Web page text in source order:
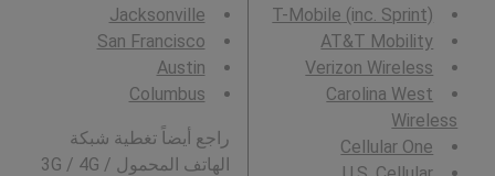
T-Mobile (inc. Sprint)
AT&T Mobility
Verizon Wireless
Carolina West
Wireless
Cellular One
Jacksonville
San Francisco
Austin
Columbus
راجع أيضاً تغطية شبكة
الهاتف المحمول 3G / 4G /